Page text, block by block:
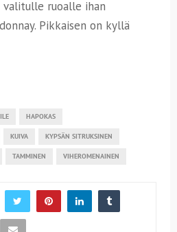
ruoalle ihan
Pikkaisen on kyllä
HAPOKAS
KUIVA KYPSÄN SITRUKSINEN
TAMMINEN VIHEROMENAINEN